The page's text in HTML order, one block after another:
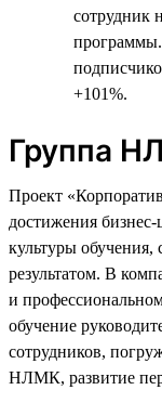
сотрудник
программы.
+101%.
Группа
Проект
достижения
культуры
результатом. В
и
обучение
сотрудников,
НЛМК, развитие